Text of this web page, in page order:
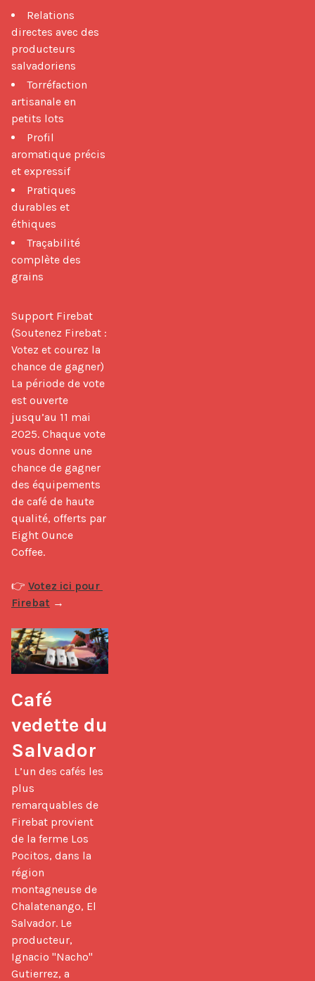
Relations
directes avec des
producteurs
salvadoriens
Torréfaction
artisanale en
petits lots
Profil
aromatique précis
et expressif
Pratiques
durables et
éthiques
Traçabilité
complète des
grains
Support Firebat
(Soutenez Firebat :
Votez et courez la
chance de gagner)
La période de vote
est ouverte
jusqu’au 11 mai
2025. Chaque vote
vous donne une
chance de gagner
des équipements
de café de haute
qualité, offerts par
Eight Ounce
Coffee.
👉 Votez ici pour
Firebat →
Café
vedette du
Salvador
plus
remarquables de
Firebat provient
de la ferme Los
Pocitos, dans la
région
montagneuse de
Chalatenango, El
Salvador. Le
producteur,
Ignacio "Nacho"
Gutierrez, a